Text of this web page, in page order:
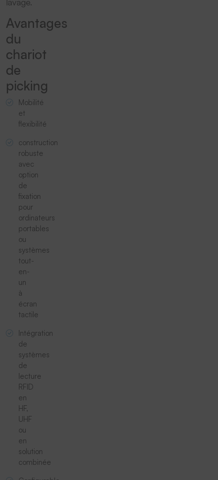
Avantages
du
chariot
de
picking
Mobilité
et
flexibilité
construction
robuste
avec
option
de
fixation
pour
ordinateurs
portables
ou
systèmes
tout-
en-
un
à
écran
tactile
Intégration
de
systèmes
de
lecture
RFID
en
HF,
UHF
ou
en
solution
combinée